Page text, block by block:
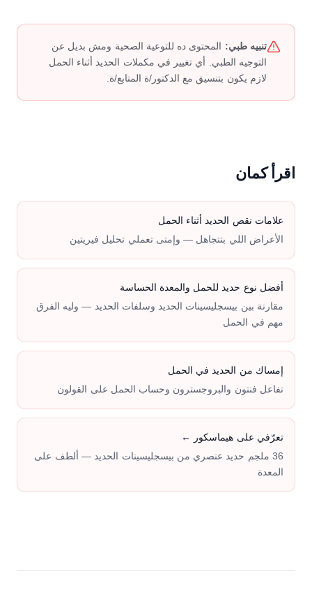
تنبيه طبي: المحتوى ده للتوعية الصحية ومش بديل عن
التوجيه الطبي. أي تغيير في مكملات الحديد أثناء الحمل
لازم يكون بتنسيق مع الدكتور/ة المتابع/ة.
اقرأ كمان
علامات نقص الحديد أثناء الحمل
الأعراض اللي بتتجاهل — وإمتى تعملي تحليل فيريتين
أفضل نوع حديد للحمل والمعدة الحساسة
مقارنة بين بيسجليسينات الحديد وسلفات الحديد — وليه الفرق
مهم في الحمل
إمساك من الحديد في الحمل
تفاعل فنتون والبروجسترون وحساب الحمل على القولون
تعرّفي على هيماسكور ←
36 ملجم حديد عنصري من بيسجليسينات الحديد — ألطف على
المعدة